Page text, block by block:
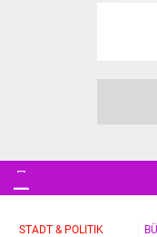
STADT & POLITIK